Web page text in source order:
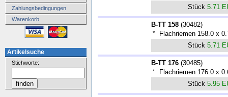
Zahlungsbedingungen
Warenkorb
Artikelsuche
Stichworte:
Stück 5.71
B-TT 158 (30482)
*
Flachriemen 158.0 x
Stück 5.71
B-TT 176 (30485)
*
Flachriemen 176.0 x
Stück 5.95